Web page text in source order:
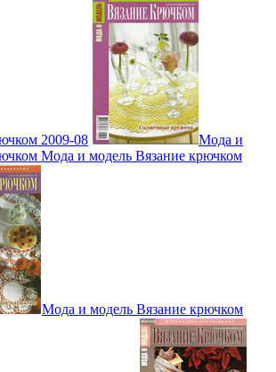
2009-08
Мода и
Мода и модель Вязание крючком
Мода и модель Вязание крючком